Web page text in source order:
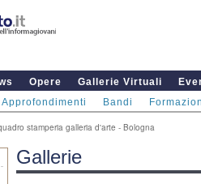
Opere Gallerie Virtuali
Approfondimenti Bandi
stamperia galleria d'arte - Bologna
Gallerie